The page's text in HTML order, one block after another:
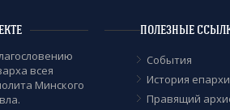
всея
Минского
ПОЛЕЗНЫЕ
События
История
Правящий